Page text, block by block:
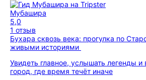
Мубашира
5,0
1 отзыв
Бухара сквозь века: прогулка по
живыми историями
Увидеть главное, услышать легенды и
город, где время течёт иначе